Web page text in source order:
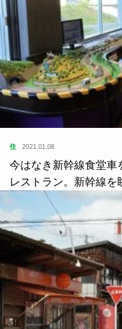
住 2022.02.10
山と里、農と技がつな
術祭。
住 2021.01.08